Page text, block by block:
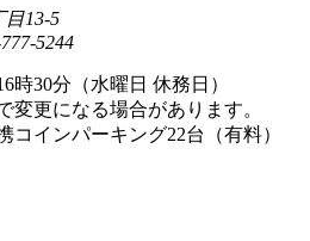
目13-5
5244
時30分（水曜日 休務日）
更になる場合があります。
コインパーキング22台（有料）